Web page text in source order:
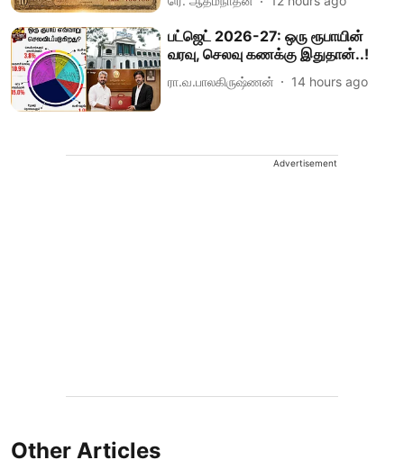
பட்ஜெட் 2026-27: ஒரு ரூபாயின்
வரவு, செலவு கணக்கு இதுதான்..!
ரா.வ.பாலகிருஷ்ணன் 14 hours ago
Advertisement
Other Articles